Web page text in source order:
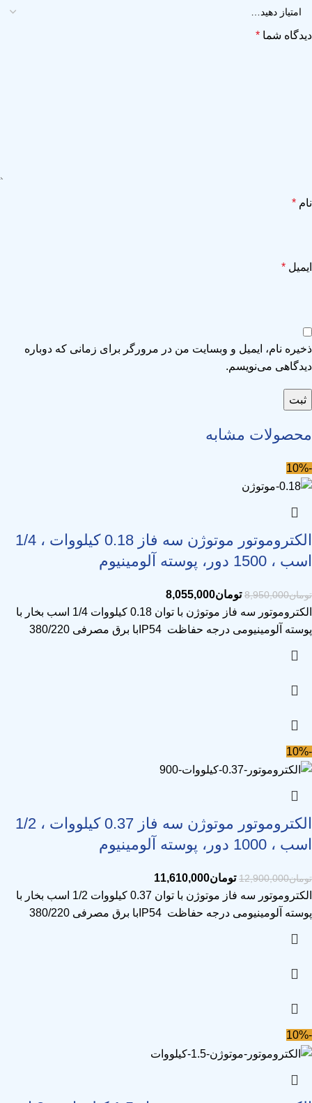
دیدگاه شما *
نام *
ایمیل *
ذخیره نام، ایمیل و وبسایت من در مرورگر برای زمانی که دوباره
دیدگاهی می‌نویسم.
محصولات مشابه
-10%
الکتروموتور موتوژن سه فاز 0.18 کیلووات ، 1/4
اسب ، 1500 دور، پوسته آلومینیوم
تومان8,950,000 تومان8,055,000
الکتروموتور سه فاز موتوژن با توان 0.18 کیلووات 1/4 اسب بخار با
پوسته آلومینیومی درجه حفاظت IP54با برق مصرفی 380/220
-10%
الکتروموتور موتوژن سه فاز 0.37 کیلووات ، 1/2
اسب ، 1000 دور، پوسته آلومینیوم
تومان12,900,000 تومان11,610,000
الکتروموتور سه فاز موتوژن با توان 0.37 کیلووات 1/2 اسب بخار با
پوسته آلومینیومی درجه حفاظت IP54با برق مصرفی 380/220
-10%